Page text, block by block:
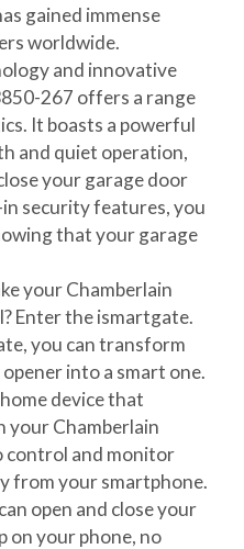
gained immense
worldwide.
and innovative
267 offers a range
It boasts a powerful
and quiet operation,
your garage door
security features, you
that your garage
your Chamberlain
Enter the ismartgate.
you can transform
into a smart one.
device that
your Chamberlain
control and monitor
from your smartphone.
open and close your
on your phone, no